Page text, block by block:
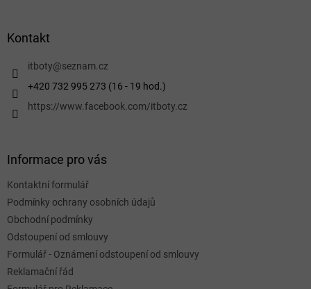
Kontakt
itboty@seznam.cz
+420 732 995 273 (16 - 19 hod.)
https://www.facebook.com/itboty.cz
Informace pro vás
Kontaktní formulář
Podmínky ochrany osobních údajů
Obchodní podmínky
Odstoupení od smlouvy
Formulář - Oznámení odstoupení od smlouvy
Reklamační řád